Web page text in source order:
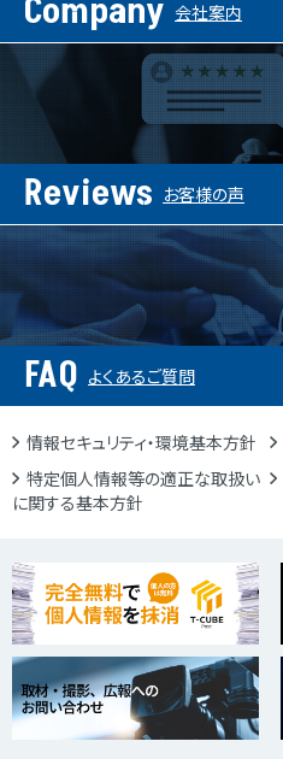
Company 会社案内
Reviews お客様の声
FAQ よくあるご質問
情報セキュリティ・環境基本方針
特定個人情報等の適正な取扱い
に関する基本方針